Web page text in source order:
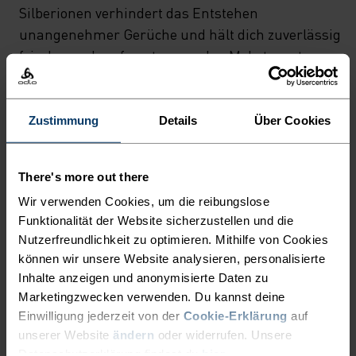
Zustimmung Details Über Cookies
There's more out there
Wir verwenden Cookies, um die reibungslose
Funktionalität der Website sicherzustellen und die
Nutzerfreundlichkeit zu optimieren. Mithilfe von Cookies
können wir unsere Website analysieren, personalisierte
Inhalte anzeigen und anonymisierte Daten zu
Marketingzwecken verwenden. Du kannst deine
Einwilligung jederzeit von der Cookie-Erklärung auf
unserer Website ändern oder widerrufen. Unsere
UND WEICHEN
TRAGEKOMFORT BIETET.
NACHHALTIGE,
ANTIBAKTERIELLE
ZEROSCENT TECHNOLOGIE
AUF BASIS NATÜRLICHER
SILBERIONEN VERHINDERT
DAS ENTSTEHEN
UNANGENEHMER GERÜCHE
UND HÄLT DICH ZUVERLÄSSIG
FRISCH - AUCH AUF
ANSTRENGENDEN
MEHRTAGESTOUREN. DAS
Silberionen verhindert das Entstehen
unangenehmer Gerüche und hält dich zuverlässig
frisch - auch auf anstrengenden Mehrtagestouren.
Das wunderbar weiche Cardada Top aus Odlos
Outdoor Performance-Kollektion trägt sich
besonders angenehm, lässt sich bei einer ganzen
Reihe von Temperaturen und Sportarten einsetzen
nächstes Outdoor-Abenteuer!
EIN MULTITALENT BEI DEM
ALLES STIMMT